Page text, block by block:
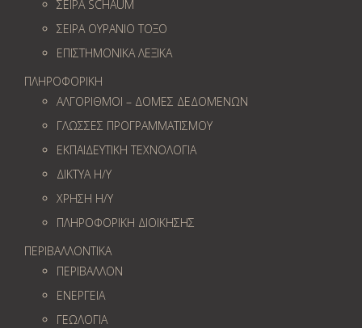
ΣΕΙΡΑ SCHAUM
ΣΕΙΡΑ ΟΥΡΑΝΙΟ ΤΟΞΟ
ΕΠΙΣΤΗΜΟΝΙΚΑ ΛΕΞΙΚΑ
ΠΛΗΡΟΦΟΡΙΚΗ
ΑΛΓΟΡΙΘΜΟΙ – ΔΟΜΕΣ ΔΕΔΟΜΕΝΩΝ
ΓΛΩΣΣΕΣ ΠΡΟΓΡΑΜΜΑΤΙΣΜΟΥ
ΕΚΠΑΙΔΕΥΤΙΚΗ ΤΕΧΝΟΛΟΓΙΑ
ΔΙΚΤΥΑ Η/Υ
ΧΡΗΣΗ Η/Υ
ΠΛΗΡΟΦΟΡΙΚΗ ΔΙΟΙΚΗΣΗΣ
ΠΕΡΙΒΑΛΛΟΝΤΙΚΑ
ΠΕΡΙΒΑΛΛΟΝ
ΕΝΕΡΓΕΙΑ
ΓΕΩΛOΓΙΑ